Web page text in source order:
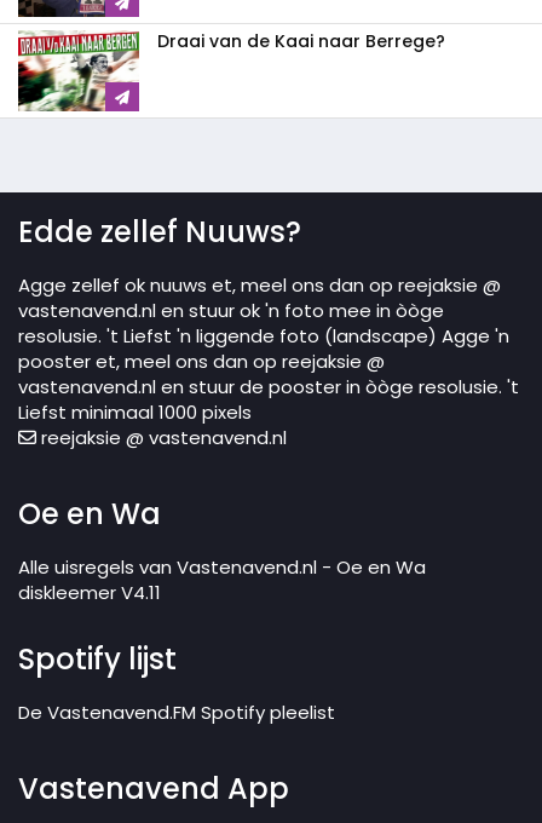
Draai van de Kaai naar Berrege?
Edde zellef Nuuws?
Agge zellef ok nuuws et, meel ons dan op reejaksie @
vastenavend.nl en stuur ok 'n foto mee in òòge
resolusie. 't Liefst 'n liggende foto (landscape) Agge 'n
pooster et, meel ons dan op reejaksie @
vastenavend.nl en stuur de pooster in òòge resolusie. 't
Liefst minimaal 1000 pixels
reejaksie @ vastenavend.nl
Oe en Wa
Alle uisregels van Vastenavend.nl - Oe en Wa
diskleemer V4.11
Spotify lijst
De Vastenavend.FM Spotify pleelist
Vastenavend App